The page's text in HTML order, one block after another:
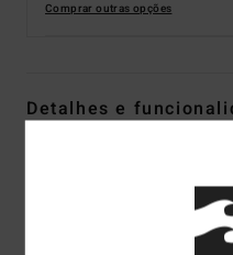
Comprar outras opções
Detalhes e